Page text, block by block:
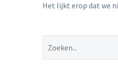
Het lijkt erop dat we